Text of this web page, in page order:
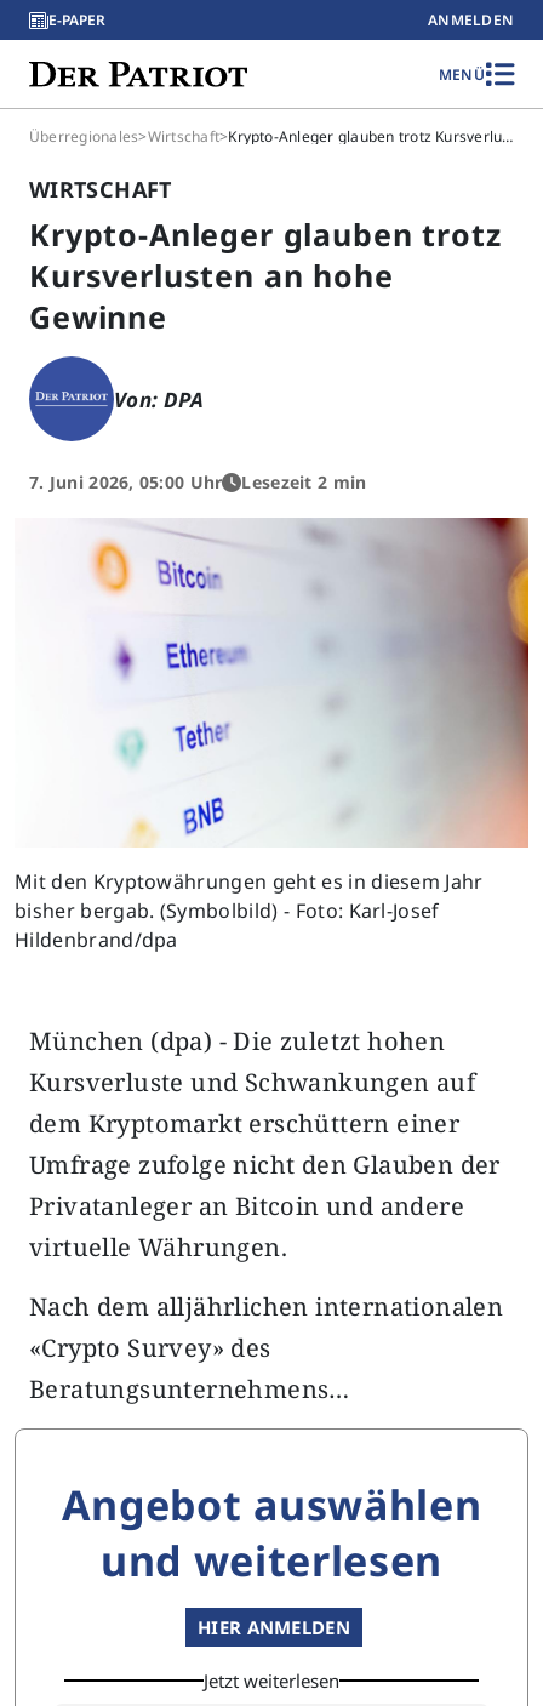
E-PAPER ANMELDEN
MENÜ
Überregionales>Wirtschaft> Krypto-Anleger glauben trotz Kursverlusten an hohe Gewinne
WIRTSCHAFT
Krypto-Anleger glauben trotz
Kursverlusten an hohe
Gewinne
Von: DPA
7. Juni 2026, 05:00 Uhr Lesezeit 2 min
Mit den Kryptowährungen geht es in diesem Jahr
bisher bergab. (Symbolbild) - Foto: Karl-Josef
Hildenbrand/dpa
München (dpa) - Die zuletzt hohen
Kursverluste und Schwankungen auf
dem Kryptomarkt erschüttern einer
Umfrage zufolge nicht den Glauben der
Privatanleger an Bitcoin und andere
virtuelle Währungen.
Nach dem alljährlichen internationalen
«Crypto Survey» des
Beratungsunternehmens…
Angebot auswählen
und weiterlesen
HIER ANMELDEN
Jetzt weiterlesen